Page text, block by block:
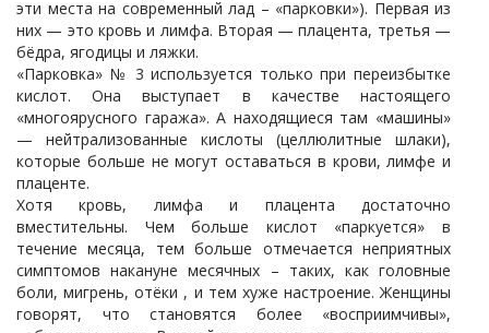
эти места на современный лад – «парковки»). Первая из
них — это кровь и лимфа. Вторая — плацента, третья —
бёдра, ягодицы и ляжки.
«Парковка» № 3 используется только при переизбытке
кислот. Она выступает в качестве настоящего
«многоярусного гаража». А находящиеся там «машины»
— нейтрализованные кислоты (целлюлитные шлаки),
которые больше не могут оставаться в крови, лимфе и
плаценте.
Хотя кровь, лимфа и плацента достаточно
вместительны. Чем больше кислот «паркуется» в
течение месяца, тем больше отмечается неприятных
симптомов накануне месячных – таких, как головные
боли, мигрень, отёки , и тем хуже настроение. Женщины
говорят, что становятся более «восприимчивы»,